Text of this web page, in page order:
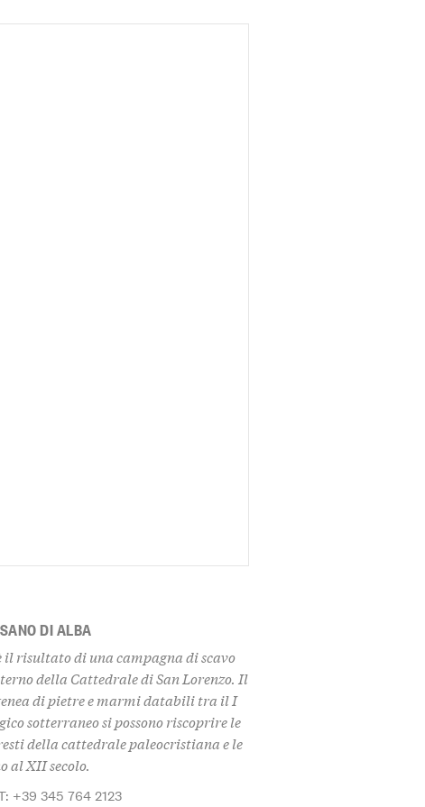
DI ALBA
il risultato di una campagna di scavo
della Cattedrale di San Lorenzo. Il
di pietre e marmi databili tra il I
sotterraneo si possono riscoprire le
della cattedrale paleocristiana e le
al XII secolo.
+39 345 764 2123